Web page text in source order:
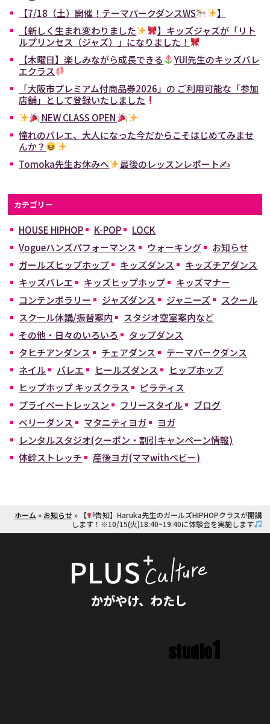
【7/18（土）開催！テーマパークダンスWS
】
【新しく生まれ変わりました
】キッズジャズが「リト
ルプリンセス（ジャズ）」になりました！
【木曜日】楽しみながら成長できる
YUI先生のキッズバレ
エクラス
「大阪市プレミアム付商品券2026」の ご利用可能な「参加
店舗」として登録いたしました
NEW CLASS OPEN
憧れのバレエ、大人になった今だからこそはじめてみませ
んか？
Tomoka先生お休みへ
最後のレッスンレポート✍
カテゴリー
HOUSE HIPHOP K-POP
LOCK
Vogueハンズパフォーマンス
ウォーキング
お知らせ
ガールズヒップホップ
キッズダンス
キッズチアダンス
キッズバレエ
キッズヒップホップ
キッズマナー
コンテンポラリー
ジャズダンス ジャニーズ
スクール
スクール休講/振替案内
スタジオ空室案内など
その他・日々のいろいろ
タップダンス
タヒチアンダンス
チェアダンス
テーマパークダンス
ネイル
バレエ ヒールズダンス
ヒップホップ
ヒップホップ キッズクラス
ピラティス
プライベートレッスン
フリースタイル
ブログ
ベリーダンス
マタニティヨガ
ヨガ
レンタルスタジオ(クーポン・割引キャンペーン情報)
体幹ストレッチ
産後ヨガ(ママwithベビー)
ホーム » お知らせ» 【
告知】Haruka先生のガールズHIPHOPクラスが開講
します！※10/15(火)18:40~19:40に体験会を実施します
かがやけ、わたし
studio1